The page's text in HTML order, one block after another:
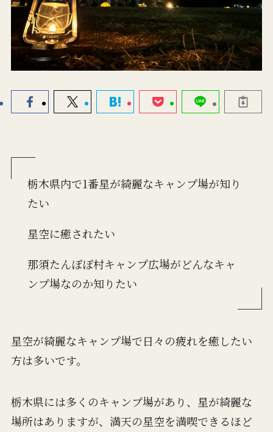
栃木県内で1番星が綺麗なキャンプ場が知り
たい
星空に癒されたい
那須たんぽぽ村キャンプ広場がどんなキャ
ンプ場なのか知りたい
星空が綺麗なキャンプ場で日々の疲れを癒したい
方は多いです。
栃木県には多くのキャンプ場があり、星が綺麗な
場所はありますが、満天の星空を満喫できるほど